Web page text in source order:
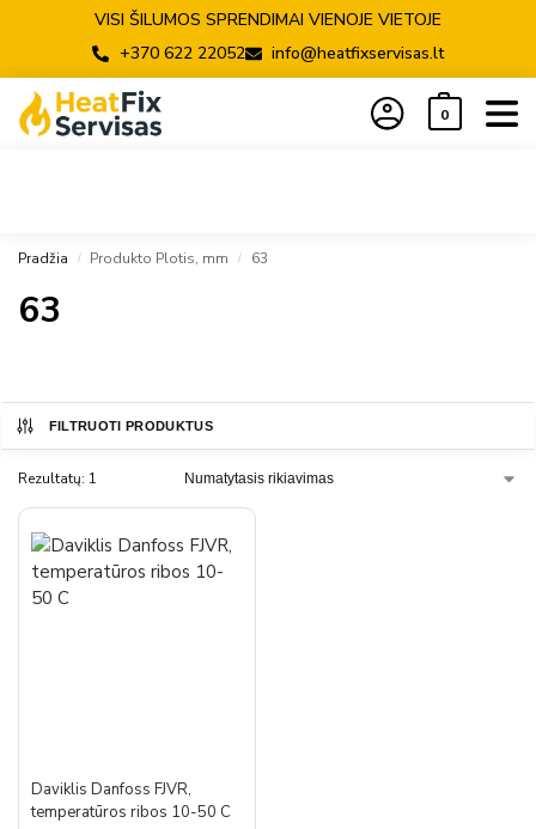
VISI ŠILUMOS SPRENDIMAI VIENOJE VIETOJE
+370 622 22052
info@heatfixservisas.lt
0
Pradžia / Produkto Plotis, mm / 63
63
FILTRUOTI PRODUKTUS
Rezultatų: 1
Daviklis Danfoss FJVR,
temperatūros ribos 10-50 C